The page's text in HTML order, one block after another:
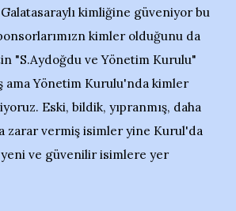
kimliğine güveniyor bu
kimler olduğunu da
"S.Aydoğdu ve Yönetim Kurulu"
ama Yönetim Kurulu'nda kimler
Eski, bildik, yıpranmış, daha
zarar vermiş isimler yine Kurul'da
yeni ve güvenilir isimlere yer